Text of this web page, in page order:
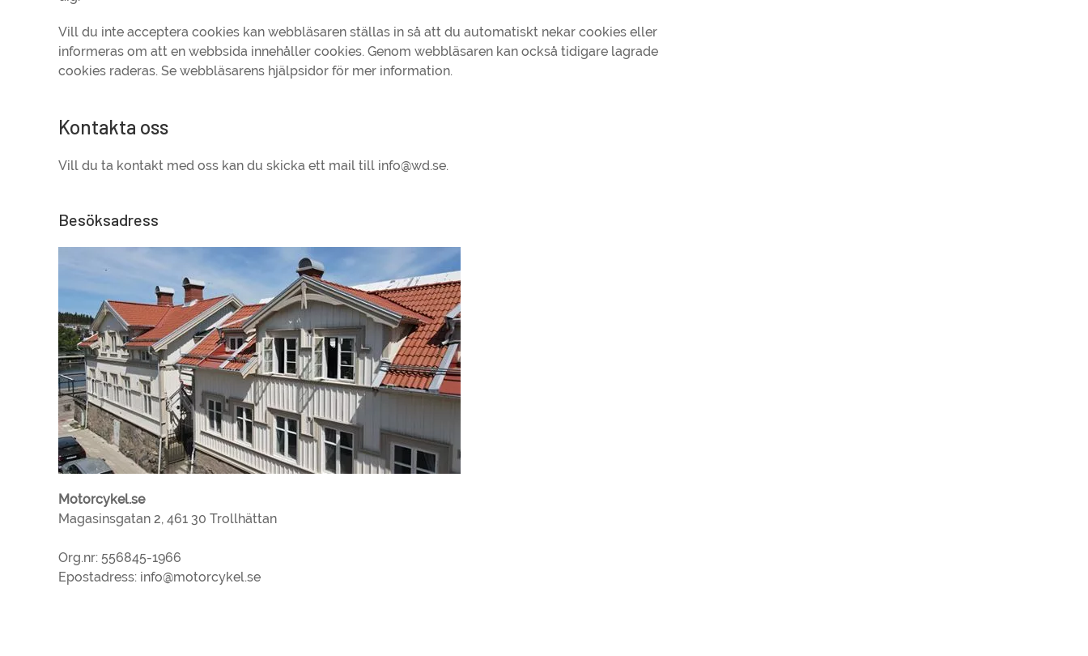
Vill du inte acceptera cookies kan webbläsaren ställas in så att du automatiskt nekar cookies eller
informeras om att en webbsida innehåller cookies. Genom webbläsaren kan också tidigare lagrade
cookies raderas. Se webbläsarens hjälpsidor för mer information.
Kontakta oss
Vill du ta kontakt med oss kan du skicka ett mail till info@wd.se.
Besöksadress
Motorcykel.se
Magasinsgatan 2, 461 30 Trollhättan
Org.nr: 556845-1966
Epostadress: info@motorcykel.se